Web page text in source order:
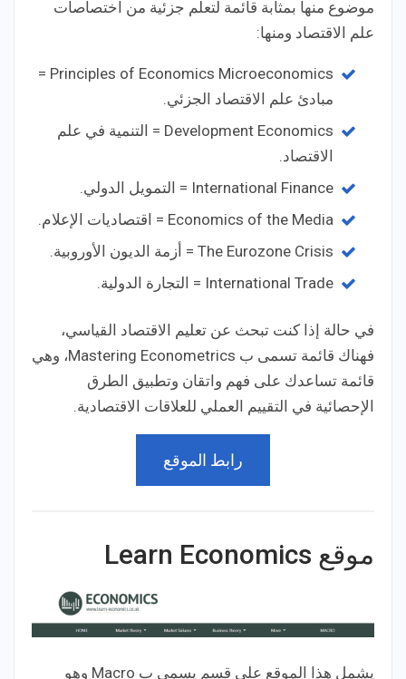
موضوع منها بمثابة قائمة لتعلم جزئية من اختصاصات
علم الاقتصاد ومنها:
Principles of Economics Microeconomics =
مبادئ علم الاقتصاد الجزئي.
Development Economics = التنمية في علم
الاقتصاد.
International Finance = التمويل الدولي.
Economics of the Media = اقتصاديات الإعلام.
The Eurozone Crisis = أزمة الديون الأوروبية.
International Trade = التجارة الدولية.
في حالة إذا كنت تبحث عن تعليم الاقتصاد القياسي،
فهناك قائمة تسمى ب Mastering Econometrics، وهي
قائمة تساعدك على فهم واتقان وتطبيق الطرق
الإحصائية في التقييم العملي للعلاقات الاقتصادية.
رابط الموقع
موقع Learn Economics
يشمل هذا الموقع على قسم يسمى ب Macro وهو